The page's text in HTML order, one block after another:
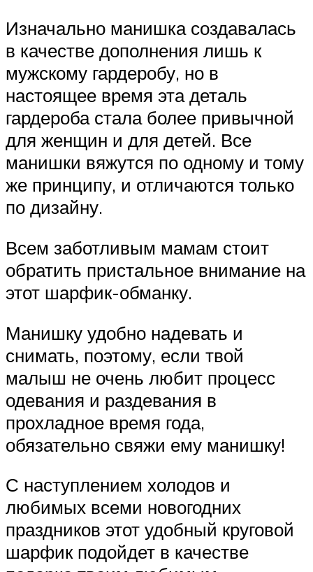
Изначально манишка создавалась
в качестве дополнения лишь к
мужскому гардеробу, но в
настоящее время эта деталь
гардероба стала более привычной
для женщин и для детей. Все
манишки вяжутся по одному и тому
же принципу, и отличаются только
по дизайну.
Всем заботливым мамам стоит
обратить пристальное внимание на
этот шарфик-обманку.
Манишку удобно надевать и
снимать, поэтому, если твой
малыш не очень любит процесс
одевания и раздевания в
прохладное время года,
обязательно свяжи ему манишку!
С наступлением холодов и
любимых всеми новогодних
праздников этот удобный круговой
шарфик подойдет в качестве